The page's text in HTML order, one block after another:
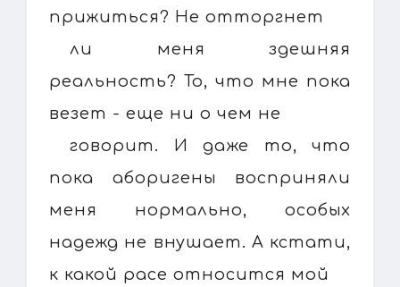
прижиться? Не отторгнет
ли меня здешняя
реальность? То, что мне пока
везет - еще ни о чем не
говорит. И даже то, что
пока аборигены восприняли
меня нормально, особых
надежд не внушает. А кстати,
к какой расе относится мой